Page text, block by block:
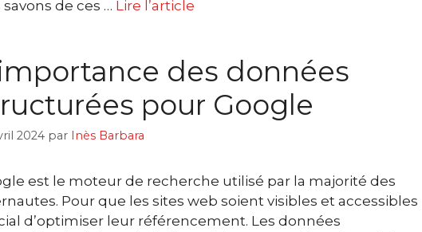
de ces … Lire l’article
des données
pour Google
2024 par Inès Barbara
est le moteur de recherche utilisé par la majorité des
Pour que les sites web soient visibles et accessibles
d’optimiser leur référencement. Les données